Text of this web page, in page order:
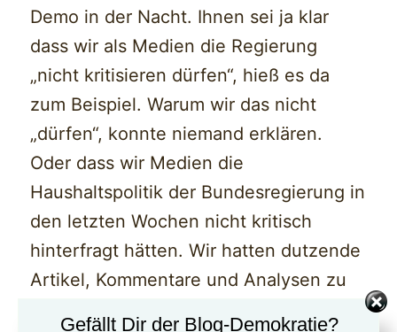
Demo in der Nacht. Ihnen sei ja klar
dass wir als Medien die Regierung
„nicht kritisieren dürfen“, hieß es da
zum Beispiel. Warum wir das nicht
„dürfen“, konnte niemand erklären.
Oder dass wir Medien die
Haushaltspolitik der Bundesregierung in
den letzten Wochen nicht kritisch
hinterfragt hätten. Wir hatten dutzende
Artikel, Kommentare und Analysen zu
Gefällt Dir der Blog-Demokratie?